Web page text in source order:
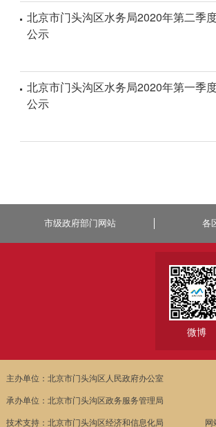
北京市门头沟区水务局2020年第二季
公示
北京市门头沟区水务局2020年第一季
公示
市级政府部门网站 各
微博
主办单位：北京市门头沟区人民政府办公室
承办单位：北京市门头沟区政务服务管理局
技术支持：北京市门头沟区经济和信息化局
网